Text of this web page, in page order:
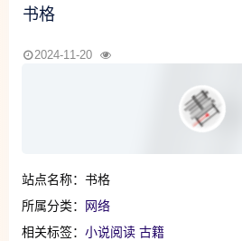
书格
2024-11-20
站点名称：书格
所属分类：
网络
相关标签： 小说阅读 古籍